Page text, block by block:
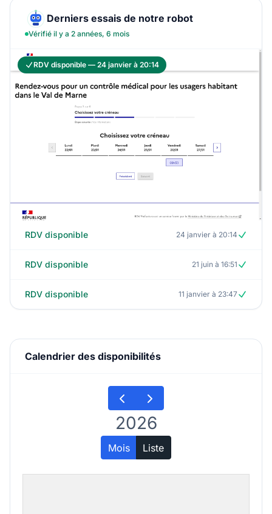
Derniers essais de notre robot
Vérifié il y a 2 années, 6 mois
RDV disponible — 24 janvier à 20:14
RDV disponible 24 janvier à 20:14
RDV disponible 21 juin à 16:51
RDV disponible 11 janvier à 23:47
Calendrier des disponibilités
2026
Mois Liste